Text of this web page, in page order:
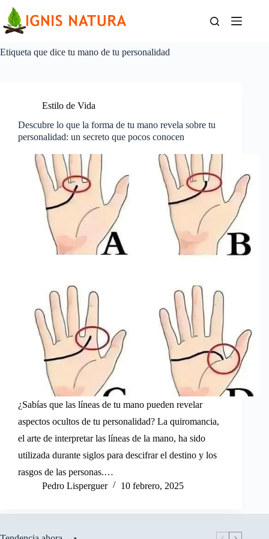
contenido
Etiqueta que dice tu mano de tu personalidad
Estilo de Vida
Descubre lo que la forma de tu mano revela sobre tu
personalidad: un secreto que pocos conocen
¿Sabías que las líneas de tu mano pueden revelar
aspectos ocultos de tu personalidad? La quiromancia,
el arte de interpretar las líneas de la mano, ha sido
utilizada durante siglos para descifrar el destino y los
rasgos de las personas.…
Pedro Lisperguer
10 febrero, 2025